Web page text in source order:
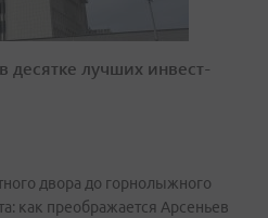
десятке лучших инвест-
двора до горнолыжного
как преображается Арсеньев